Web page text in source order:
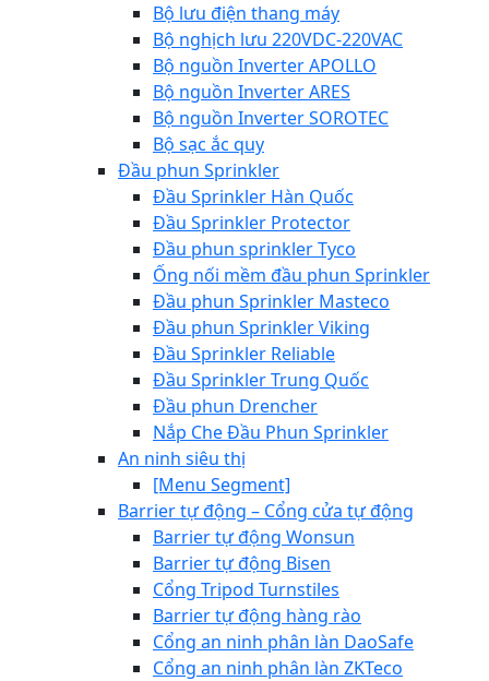
Bộ lưu điện thang máy
Bộ nghịch lưu 220VDC-220VAC
Bộ nguồn Inverter APOLLO
Bộ nguồn Inverter ARES
Bộ nguồn Inverter SOROTEC
Bộ sạc ắc quy
Đầu phun Sprinkler
Đầu Sprinkler Hàn Quốc
Đầu Sprinkler Protector
Đầu phun sprinkler Tyco
Ống nối mềm đầu phun Sprinkler
Đầu phun Sprinkler Masteco
Đầu phun Sprinkler Viking
Đầu Sprinkler Reliable
Đầu Sprinkler Trung Quốc
Đầu phun Drencher
Nắp Che Đầu Phun Sprinkler
An ninh siêu thị
[Menu Segment]
Barrier tự động – Cổng cửa tự động
Barrier tự động Wonsun
Barrier tự động Bisen
Cổng Tripod Turnstiles
Barrier tự động hàng rào
Cổng an ninh phân làn DaoSafe
Cổng an ninh phân làn ZKTeco